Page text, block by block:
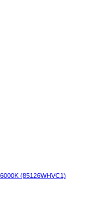
(85126WHVC1)